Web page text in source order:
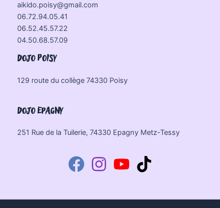
aikido.poisy@gmail.com
06.72.94.05.41
06.52.45.57.22
04.50.68.57.09
DOJO POISY
129 route du collège 74330 Poisy
DOJO EPAGNY
251 Rue de la Tuilerie, 74330 Epagny Metz-Tessy